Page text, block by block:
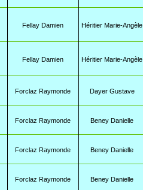
Fellay Damien Héritier Marie-Angèle
Fellay Damien Héritier Marie-Angèle
Forclaz Raymonde Dayer Gustave
Forclaz Raymonde Beney Danielle
Forclaz Raymonde Beney Danielle
Forclaz Raymonde Beney Danielle